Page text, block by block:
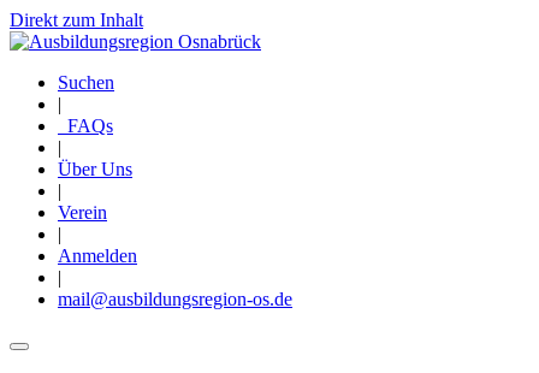
Direkt zum Inhalt
Suchen
|
FAQs
|
Über Uns
|
Verein
|
Anmelden
|
mail@ausbildungsregion-os.de